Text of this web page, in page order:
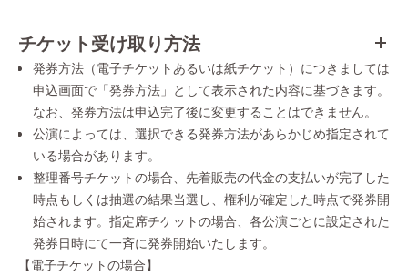
チケット受け取り方法
発券方法（電子チケットあるいは紙チケット）につきましては
申込画面で「発券方法」として表示された内容に基づきます。
なお、発券方法は申込完了後に変更することはできません。
公演によっては、選択できる発券方法があらかじめ指定されて
いる場合があります。
整理番号チケットの場合、先着販売の代金の支払いが完了した
時点もしくは抽選の結果当選し、権利が確定した時点で発券開
始されます。指定席チケットの場合、各公演ごとに設定された
発券日時にて一斉に発券開始いたします。
【電子チケットの場合】